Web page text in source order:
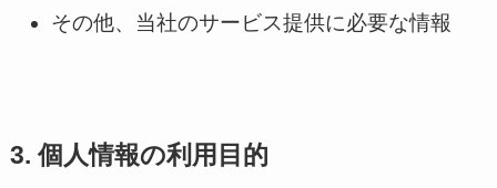
その他、当社のサービス提供に必要な情報
3. 個人情報の利用目的